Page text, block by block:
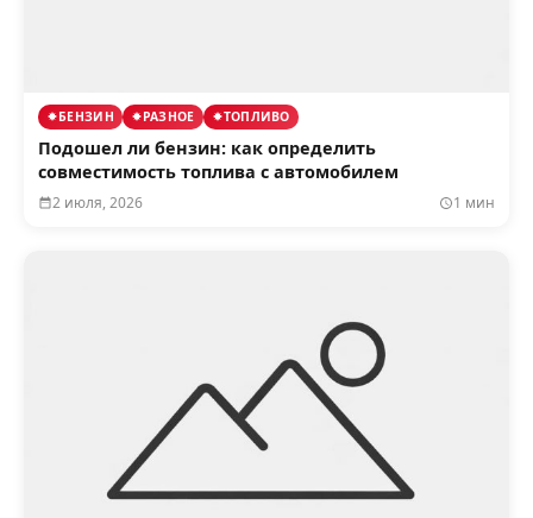
БЕНЗИН РАЗНОЕ ТОПЛИВО
Подошел ли бензин: как определить
совместимость топлива с автомобилем
2 июля, 2026 1 мин